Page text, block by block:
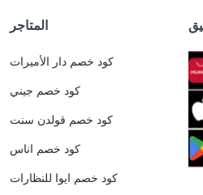
المتاجر
كود خصم دار الأميرات
كود خصم جيني
كود خصم قولدن سنت
كود خصم اناس
كود خصم ايوا للنظارات